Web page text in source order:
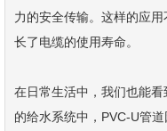
力的安全传输。这样的应
长了电缆的使用寿命。
在日常生活中，我们也能
的给水系统中，PVC-U管